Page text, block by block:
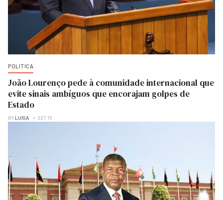
POLITICA
João Lourenço pede à comunidade internacional que
evite sinais ambíguos que encorajam golpes de
Estado
BY LUISA SET 15